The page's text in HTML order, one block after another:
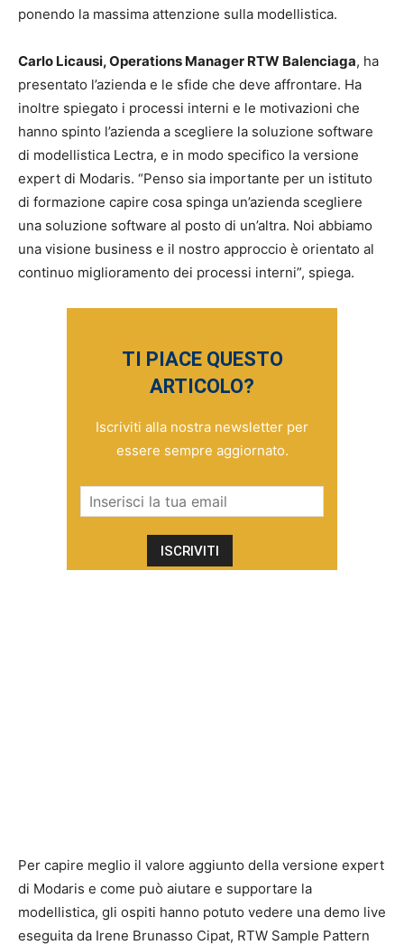
ponendo la massima attenzione sulla modellistica.
Carlo Licausi, Operations Manager RTW Balenciaga, ha
presentato l’azienda e le sfide che deve affrontare. Ha
inoltre spiegato i processi interni e le motivazioni che
hanno spinto l’azienda a scegliere la soluzione software
di modellistica Lectra, e in modo specifico la versione
expert di Modaris. “Penso sia importante per un istituto
di formazione capire cosa spinga un’azienda scegliere
una soluzione software al posto di un’altra. Noi abbiamo
una visione business e il nostro approccio è orientato al
continuo miglioramento dei processi interni”, spiega.
TI PIACE QUESTO
ARTICOLO?
Iscriviti alla nostra newsletter per
essere sempre aggiornato.
Per capire meglio il valore aggiunto della versione expert
di Modaris e come può aiutare e supportare la
modellistica, gli ospiti hanno potuto vedere una demo live
eseguita da Irene Brunasso Cipat, RTW Sample Pattern